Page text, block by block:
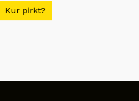
Kur pirkt?